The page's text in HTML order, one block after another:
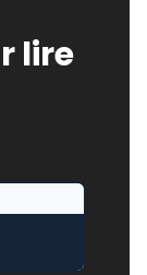
lire